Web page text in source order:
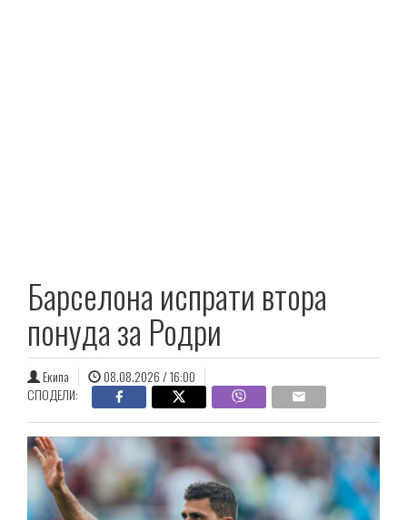
Барселона испрати втора
понуда за Родри
Екипа
08.08.2026 / 16:00
СПОДЕЛИ: